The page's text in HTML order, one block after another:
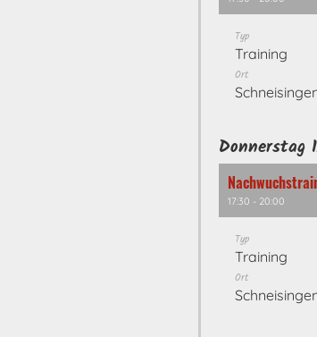
Typ
Training
Ort
Donnerstag
17:30 - 20:00
Typ
Training
Ort